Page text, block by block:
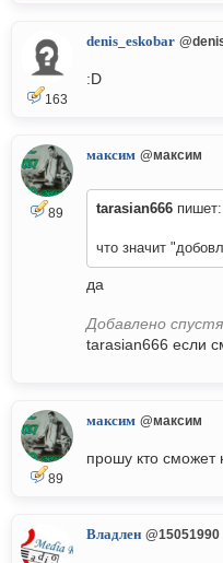
163
denis_eskobar
:D
89
максим @максим
tarasian666 пишет:
что значит
да
Добавлено
tarasian666 если
89
максим @максим
прошу кто сможет
Владлен @15051990